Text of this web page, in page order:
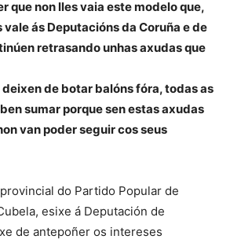
que non lles vaia este modelo que,
ás Deputacións da Coruña e de
retrasando unhas axudas que
deixen de botar balóns fóra, todas as
sumar porque sen estas axudas
van poder seguir cos seus
do Partido Popular de
esixe á Deputación de
de antepoñer os intereses